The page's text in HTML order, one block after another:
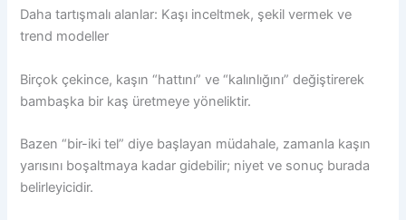
Daha tartışmalı alanlar: Kaşı inceltmek, şekil vermek ve
trend modeller
Birçok çekince, kaşın “hattını” ve “kalınlığını” değiştirerek
bambaşka bir kaş üretmeye yöneliktir.
Bazen “bir-iki tel” diye başlayan müdahale, zamanla kaşın
yarısını boşaltmaya kadar gidebilir; niyet ve sonuç burada
belirleyicidir.